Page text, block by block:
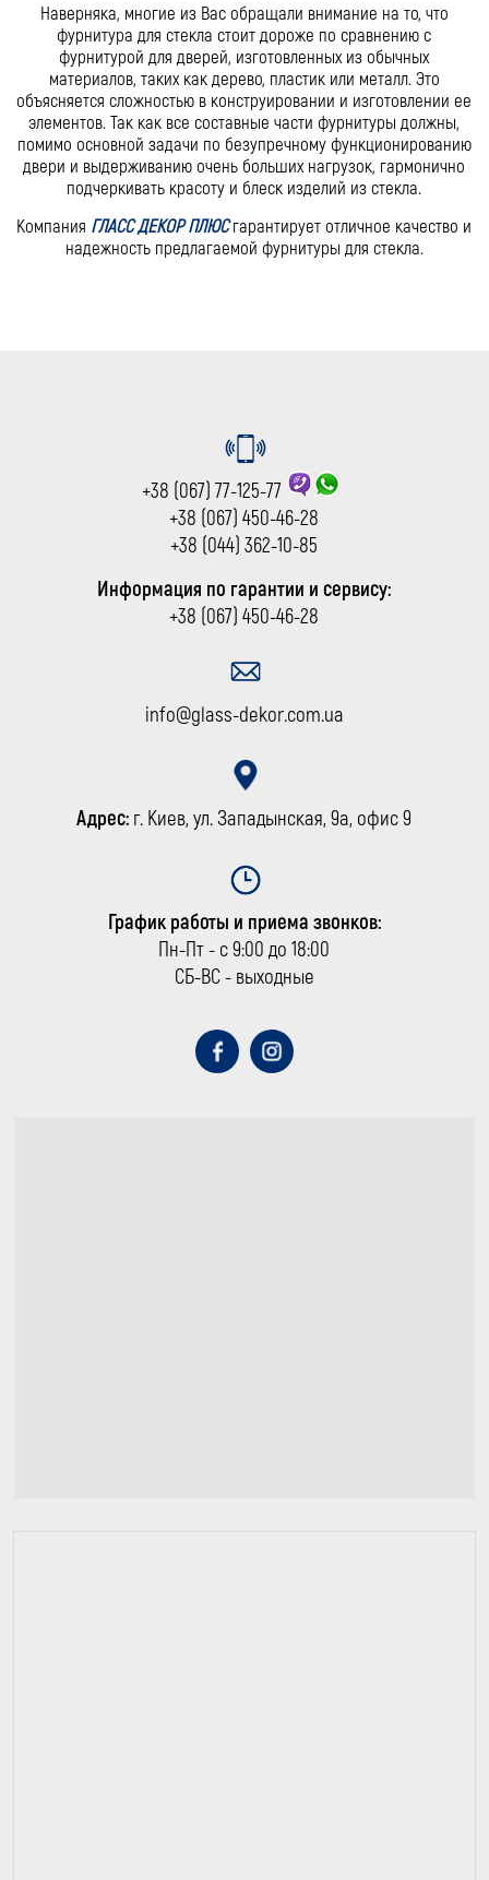
Наверняка, многие из Вас обращали внимание на то, что
фурнитура для стекла стоит дороже по сравнению с
фурнитурой для дверей, изготовленных из обычных
материалов, таких как дерево, пластик или металл. Это
объясняется сложностью в конструировании и изготовлении ее
элементов. Так как все составные части фурнитуры должны,
помимо основной задачи по безупречному функционированию
двери и выдерживанию очень больших нагрузок, гармонично
подчеркивать красоту и блеск изделий из стекла.
Компания ГЛАСС ДЕКОР ПЛЮСгарантирует отличное качество и
надежность предлагаемой фурнитуры для стекла.
+38 (067) 77-125-77
+38 (067) 450-46-28
+38 (044) 362-10-85
Информация по гарантии и сервису:
+38 (067) 450-46-28
info@glass-dekor.com.ua
Адрес: г. Киев, ул. Западынская, 9а, офис 9
График работы и приема звонков:
Пн-Пт - с 9:00 до 18:00
СБ-ВС - выходные